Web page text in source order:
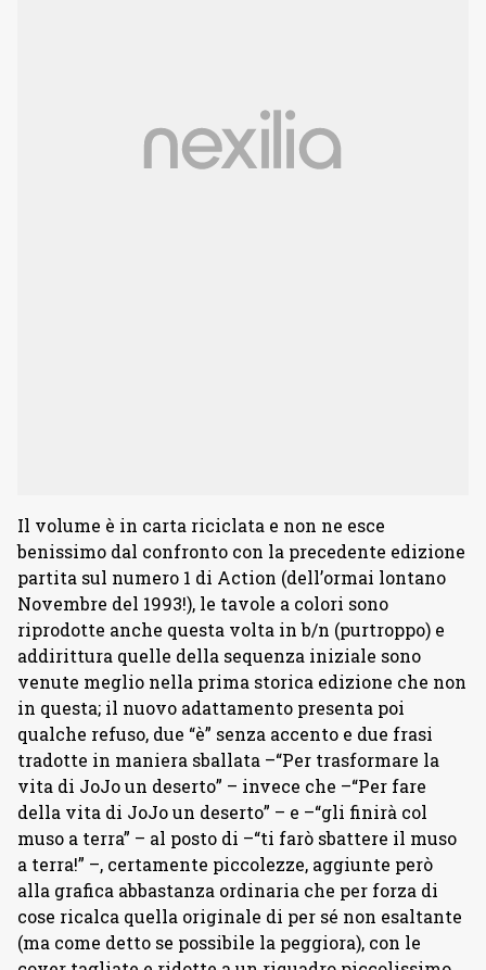
Il volume è in carta riciclata e non ne esce
benissimo dal confronto con la precedente edizione
partita sul numero 1 di Action (dell’ormai lontano
Novembre del 1993!), le tavole a colori sono
riprodotte anche questa volta in b/n (purtroppo) e
addirittura quelle della sequenza iniziale sono
venute meglio nella prima storica edizione che non
in questa; il nuovo adattamento presenta poi
qualche refuso, due “è” senza accento e due frasi
tradotte in maniera sballata –“Per trasformare la
vita di JoJo un deserto” – invece che –“Per fare
della vita di JoJo un deserto” – e –“gli finirà col
muso a terra” – al posto di –“ti farò sbattere il muso
a terra!” –, certamente piccolezze, aggiunte però
alla grafica abbastanza ordinaria che per forza di
cose ricalca quella originale di per sé non esaltante
(ma come detto se possibile la peggiora), con le